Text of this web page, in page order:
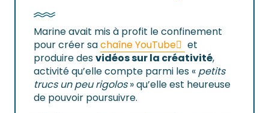
Marine avait mis à profit le confinement
pour créer sachaîne YouTube
et
produire desvidéos sur la créativité,
activité qu’elle compte parmi les « petits
trucs un peu rigolos» qu’elle est heureuse
de pouvoir poursuivre.